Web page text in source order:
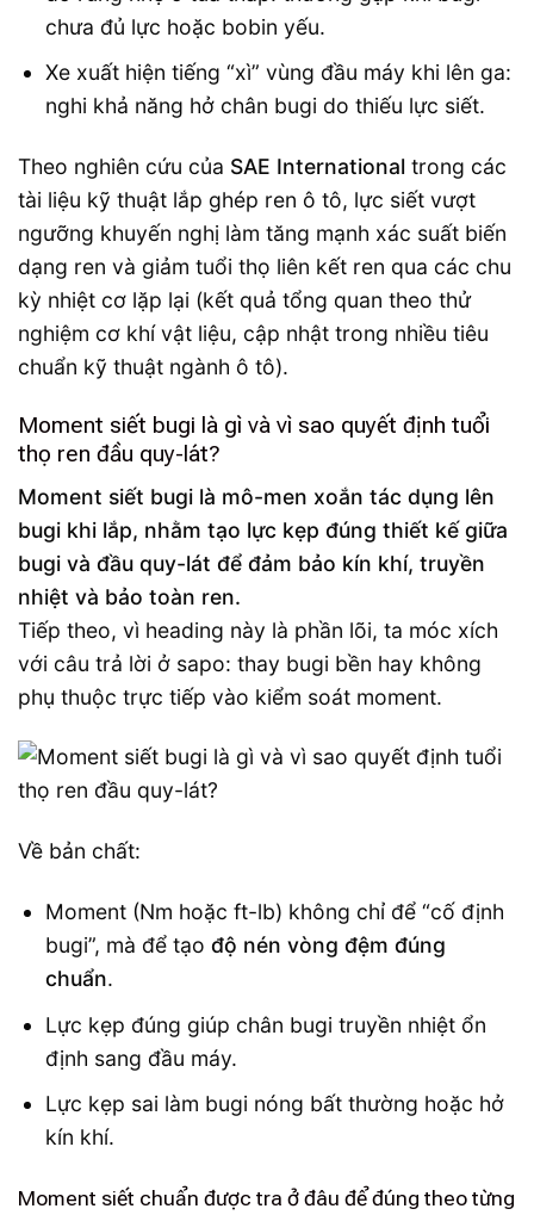
chưa đủ lực hoặc bobin yếu.
Xe xuất hiện tiếng “xì” vùng đầu máy khi lên ga:
nghi khả năng hở chân bugi do thiếu lực siết.
Theo nghiên cứu của SAE International trong các
tài liệu kỹ thuật lắp ghép ren ô tô, lực siết vượt
ngưỡng khuyến nghị làm tăng mạnh xác suất biến
dạng ren và giảm tuổi thọ liên kết ren qua các chu
kỳ nhiệt cơ lặp lại (kết quả tổng quan theo thử
nghiệm cơ khí vật liệu, cập nhật trong nhiều tiêu
chuẩn kỹ thuật ngành ô tô).
Moment siết bugi là gì và vì sao quyết định tuổi
thọ ren đầu quy-lát?
Moment siết bugi là mô-men xoắn tác dụng lên
bugi khi lắp, nhằm tạo lực kẹp đúng thiết kế giữa
bugi và đầu quy-lát để đảm bảo kín khí, truyền
nhiệt và bảo toàn ren.
Tiếp theo, vì heading này là phần lõi, ta móc xích
với câu trả lời ở sapo: thay bugi bền hay không
phụ thuộc trực tiếp vào kiểm soát moment.
Về bản chất:
Moment (Nm hoặc ft-lb) không chỉ để “cố định
bugi”, mà để tạo độ nén vòng đệm đúng
chuẩn.
Lực kẹp đúng giúp chân bugi truyền nhiệt ổn
định sang đầu máy.
Lực kẹp sai làm bugi nóng bất thường hoặc hở
kín khí.
Moment siết chuẩn được tra ở đâu để đúng theo từng